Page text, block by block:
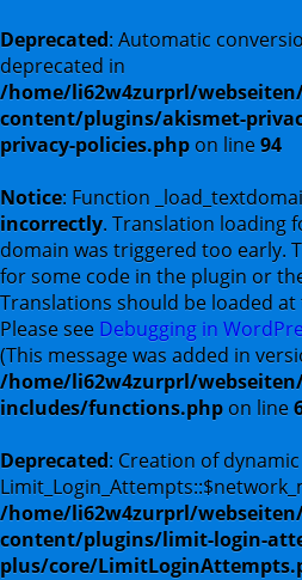
Deprecated: Automatic
deprecated in
/home/li62w4zurprl/
content/plugins/akismet-
privacy-policies.php on line94
Notice: Function
incorrectly. Translation loading
domain was triggered too early.
for some code in the plugin or
Translations should be loaded at
Please see Debugging in
(This message was added in
/home/li62w4zurprl/
includes/functions.php on line
Deprecated: Creation of
/home/li62w4zurprl/
content/plugins/limit-login-
plus/core/